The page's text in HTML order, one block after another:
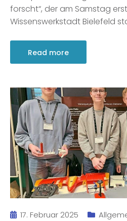
forscht“, der am Samstag
Wissenswerkstadt Bielefeld
Read more
17. Februar 2025